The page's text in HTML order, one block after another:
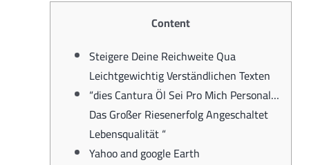
Content
Steigere Deine Reichweite Qua
Leichtgewichtig Verständlichen Texten
“dies Cantura Öl Sei Pro Mich Personal…
Das Großer Riesenerfolg Angeschaltet
Lebensqualität “
Yahoo and google Earth